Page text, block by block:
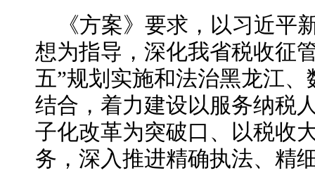
《方案》要求，以习近平
想为指导，深化我省税收征
五”规划实施和法治黑龙江
结合，着力建设以服务纳税
子化改革为突破口、以税收
务，深入推进精确执法、精